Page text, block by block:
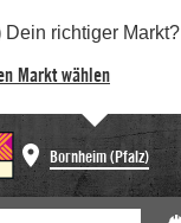
Dein richtiger Markt?
Markt wählen
Bornheim (Pfalz)